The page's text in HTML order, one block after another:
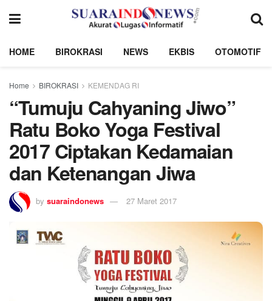
HOME BIROKRASI NEWS EKBIS OTOMOTIF
Home BIROKRASI KEMENDAG RI
“Tumuju Cahyaning Jiwo”
Ratu Boko Yoga Festival
2017 Ciptakan Kedamaian
dan Ketenangan Jiwa
by suaraindonews 27 Maret 2017